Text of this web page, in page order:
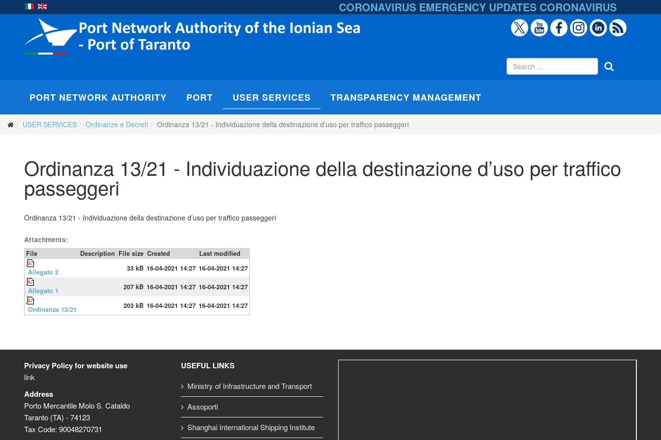
CORONAVIRUS EMERGENCY UPDATES CORONAVIRUS
PORT NETWORK AUTHORITY PORT USER SERVICES TRANSPARENCY MANAGEMENT
USER SERVICES Ordinanze e Decreti Ordinanza 13/21 - Individuazione della destinazione d’uso per traffico passeggeri
Ordinanza 13/21 - Individuazione della destinazione d’uso per traffico
passeggeri
Ordinanza 13/21 - Individuazione della destinazione d’uso per traffico passeggeri
Attachments:
File Description File size Created Last modified
Allegato 2 33 kB 16-04-2021 14:27 16-04-2021 14:27
Allegato 1 207 kB 16-04-2021 14:27 16-04-2021 14:27
Ordinanza 13/21 203 kB 16-04-2021 14:27 16-04-2021 14:27
Privacy Policy for website use
link
Address
Porto Mercantile Molo S. Cataldo
Taranto (TA) - 74123
Tax Code: 90048270731
USEFUL LINKS
Ministry of Infrastructure and Transport
Assoporti
Shanghai International Shipping Institute